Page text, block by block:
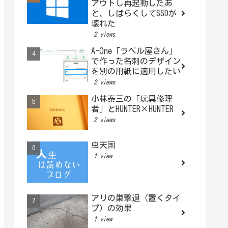
アウトし再起動したあ
と、しばらくしてSSDが
壊れた
2 views
A-One「ラベル屋さん」
で作った名刺のデザイン
を別の用紙に適用したい
2 views
小林泰三の「玩具修理
者」とHUNTER×HUNTER
2 views
虫天国
1 view
アリの巣撃退（置くタイ
プ）の効果
1 view